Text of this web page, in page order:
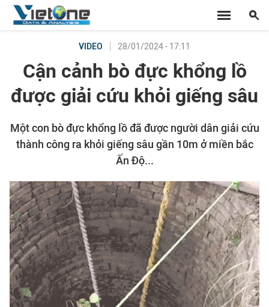
VIDEO 28/01/2024 - 17:11
Cận cảnh bò đực khổng lồ
được giải cứu khỏi giếng sâu
Một con bò đực khổng lồ đã được người dân giải cứu
thành công ra khỏi giếng sâu gần 10m ở miền bắc
Ấn Độ...